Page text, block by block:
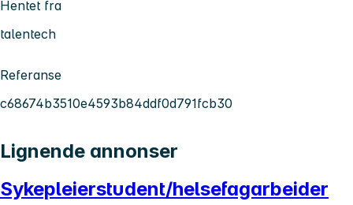
Hentet fra
talentech
Referanse
c68674b3510e4593b84ddf0d791fcb30
Lignende annonser
Sykepleierstudent/helsefagarbeider